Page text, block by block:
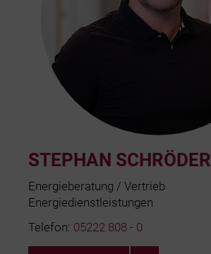
STEPHAN SCHRÖDER
Energieberatung / Vertrieb
Energiedienstleistungen
Telefon: 05222 808 - 0